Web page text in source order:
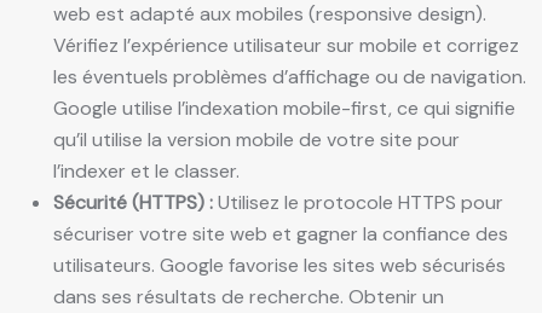
web est adapté aux mobiles (responsive design).
Vérifiez l’expérience utilisateur sur mobile et corrigez
les éventuels problèmes d’affichage ou de navigation.
Google utilise l’indexation mobile-first, ce qui signifie
qu’il utilise la version mobile de votre site pour
l’indexer et le classer.
Sécurité (HTTPS) :Utilisez le protocole HTTPS pour
sécuriser votre site web et gagner la confiance des
utilisateurs. Google favorise les sites web sécurisés
dans ses résultats de recherche. Obtenir un